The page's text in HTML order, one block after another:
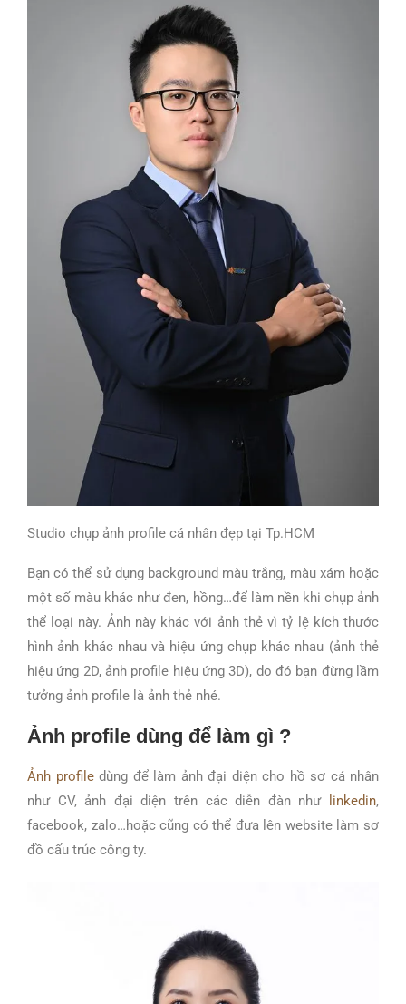
Studio chụp ảnh profile cá nhân đẹp tại Tp.HCM
Bạn có thể sử dụng background màu trắng, màu xám hoặc
một số màu khác như đen, hồng…để làm nền khi chụp ảnh
thể loại này. Ảnh này khác với ảnh thẻ vì tỷ lệ kích thước
hình ảnh khác nhau và hiệu ứng chụp khác nhau (ảnh thẻ
hiệu ứng 2D, ảnh profile hiệu ứng 3D), do đó bạn đừng lầm
tưởng ảnh profile là ảnh thẻ nhé.
Ảnh profile dùng để làm gì ?
Ảnh profiledùng để làm ảnh đại diện cho hồ sơ cá nhân
như CV, ảnh đại diện trên các diễn đàn như
linkedin,
facebook, zalo…hoặc cũng có thể đưa lên website làm sơ
đồ cấu trúc công ty.